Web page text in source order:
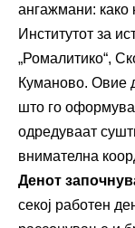
ангажмани: како
Институтот за
„Ромалитико“,
Куманово. Овие
што го
одредуваат
внимателна
Денот
секој работен